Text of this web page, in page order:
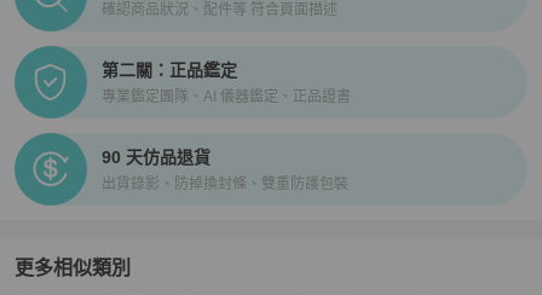
確認商品狀況、配件等 符合頁面描述
第二關：正品鑑定
專業鑑定團隊、AI 儀器鑑定、正品證書
90 天仿品退貨
出貨錄影、防掉換封條、雙重防護包裝
更多相似類別